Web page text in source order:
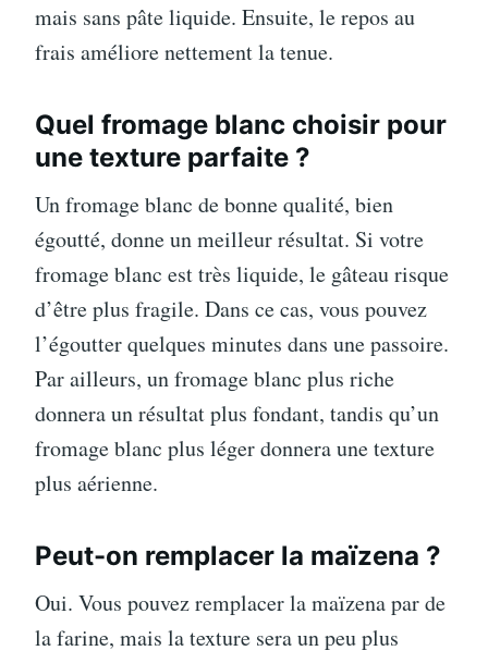
mais sans pâte liquide. Ensuite, le repos au
frais améliore nettement la tenue.
Quel fromage blanc choisir pour
une texture parfaite ?
Un fromage blanc de bonne qualité, bien
égoutté, donne un meilleur résultat. Si votre
fromage blanc est très liquide, le gâteau risque
d’être plus fragile. Dans ce cas, vous pouvez
l’égoutter quelques minutes dans une passoire.
Par ailleurs, un fromage blanc plus riche
donnera un résultat plus fondant, tandis qu’un
fromage blanc plus léger donnera une texture
plus aérienne.
Peut-on remplacer la maïzena ?
Oui. Vous pouvez remplacer la maïzena par de
la farine, mais la texture sera un peu plus